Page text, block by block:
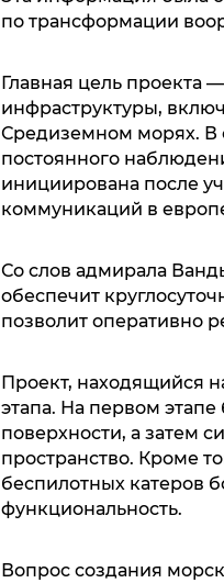
по трансформации
Главная цель проекта
инфраструктуры,
Средиземном морях. В
постоянного
инициирована после
коммуникаций в
Со слов адмирала
обеспечит
позволит оперативно
Проект, находящийся
этапа. На первом
поверхности, а затем
пространство. Кроме
беспилотных катеров
функциональность.
Вопрос создания